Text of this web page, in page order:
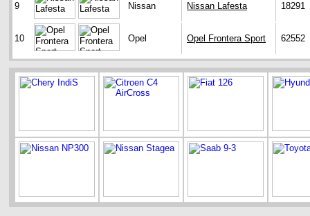
9 Nissan Nissan Lafesta 18291
10 Opel Opel Frontera Sport 62552